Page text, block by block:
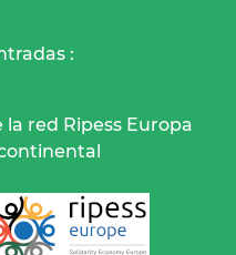
:
red Ripess Europa